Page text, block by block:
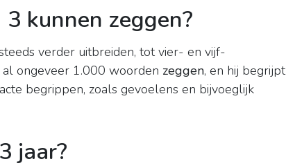
kunnen zeggen?
verder uitbreiden, tot vier- en vijf-
ongeveer 1.000 woorden zeggen, en hij begrijpt
begrippen, zoals gevoelens en bijvoeglijk
jaar?